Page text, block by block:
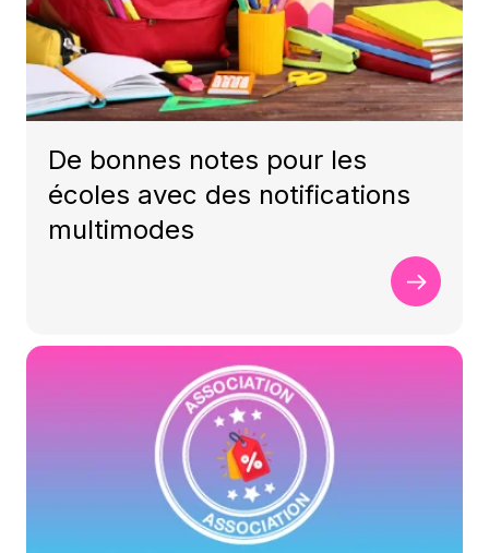
De bonnes notes pour les
écoles avec des notifications
multimodes